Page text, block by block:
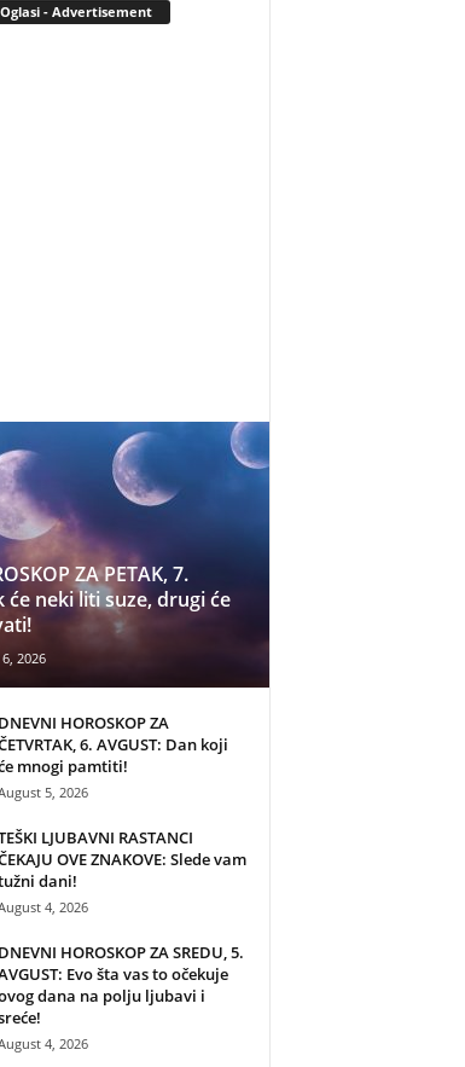
Oglasi - Advertisement
ZA PETAK, 7.
će neki liti suze, drugi će
2026
DNEVNI HOROSKOP ZA
6. AVGUST: Dan koji
mnogi pamtiti!
5, 2026
LJUBAVNI RASTANCI
OVE ZNAKOVE: Slede vam
dani!
4, 2026
DNEVNI HOROSKOP ZA SREDU, 5.
Evo šta vas to očekuje
dana na polju ljubavi i
4, 2026